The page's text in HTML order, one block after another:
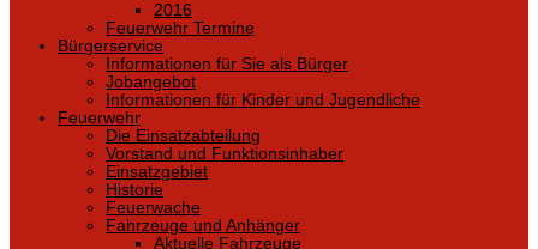
2016
Feuerwehr Termine
Bürgerservice
Informationen für Sie als Bürger
Jobangebot
Informationen für Kinder und Jugendliche
Feuerwehr
Die Einsatzabteilung
Vorstand und Funktionsinhaber
Einsatzgebiet
Historie
Feuerwache
Fahrzeuge und Anhänger
Aktuelle Fahrzeuge